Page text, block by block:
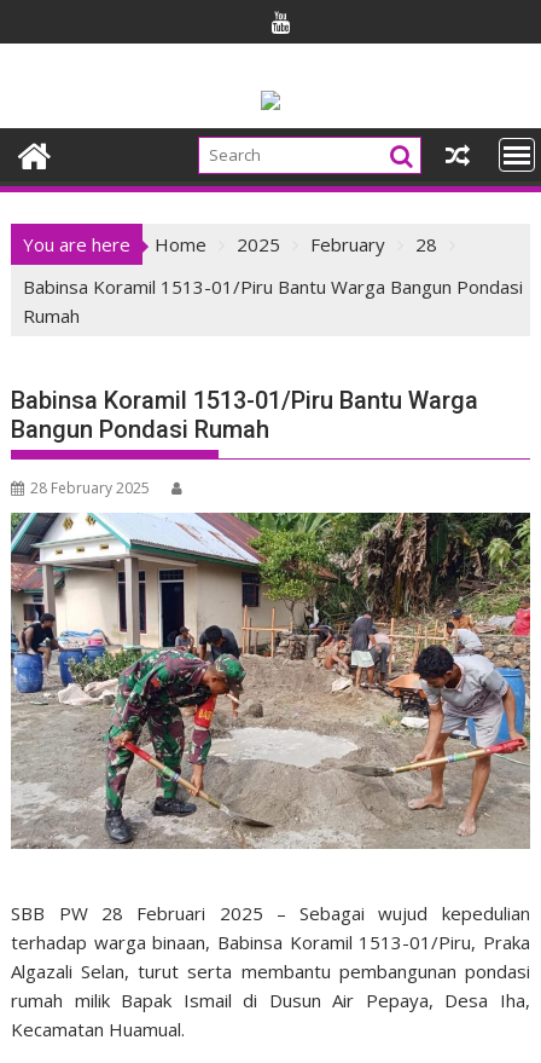
to
You are here Home 2025 February
28
Babinsa Koramil 1513-01/Piru Bantu Warga Bangun Pondasi
Rumah
Babinsa Koramil 1513-01/Piru Bantu Warga
Bangun Pondasi Rumah
28 February 2025
SBB PW 28 Februari 2025 – Sebagai wujud kepedulian
terhadap warga binaan, Babinsa Koramil 1513-01/Piru, Praka
Algazali Selan, turut serta membantu pembangunan pondasi
rumah milik Bapak Ismail di Dusun Air Pepaya, Desa Iha,
Kecamatan Huamual.